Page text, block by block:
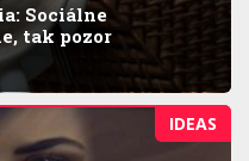
Sociálne
tak pozor
IDEAS